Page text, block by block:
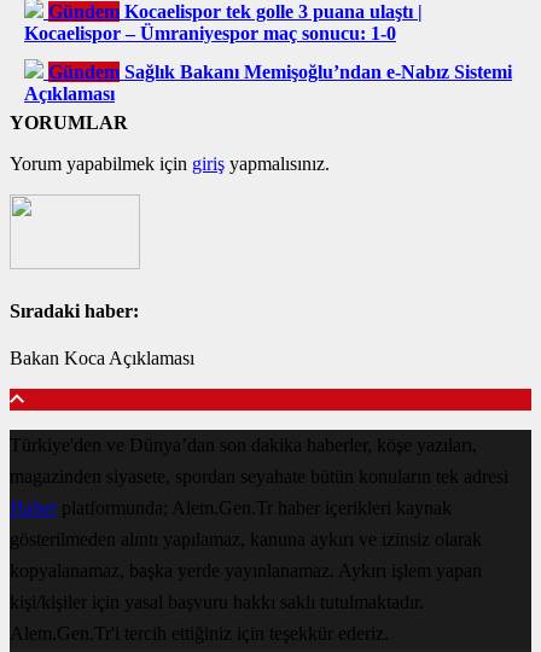
Gündem Kocaelispor tek golle 3 puana ulaştı |
Kocaelispor – Ümraniyespor maç sonucu: 1-0
Gündem Sağlık Bakanı Memişoğlu’ndan e-Nabız Sistemi
Açıklaması
YORUMLAR
Yorum yapabilmek için giriş yapmalısınız.
Sıradaki haber:
Bakan Koca Açıklaması
Türkiye'den ve Dünya’dan son dakika haberler, köşe yazıları,
magazinden siyasete, spordan seyahate bütün konuların tek adresi
Haberplatformunda; Alem.Gen.Tr haber içerikleri kaynak
gösterilmeden alıntı yapılamaz, kanuna aykırı ve izinsiz olarak
kopyalanamaz, başka yerde yayınlanamaz. Aykırı işlem yapan
kişi/kişiler için yasal başvuru hakkı saklı tutulmaktadır.
Alem.Gen.Tr'i tercih ettiğiniz için teşekkür ederiz.